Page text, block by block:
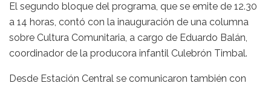
El segundo bloque del programa, que se emite de 12.30
a 14 horas, contó con la inauguración de una columna
sobre Cultura Comunitaria, a cargo de Eduardo Balán,
coordinador de la producora infantil Culebrón Timbal.
Desde Estación Central se comunicaron también con